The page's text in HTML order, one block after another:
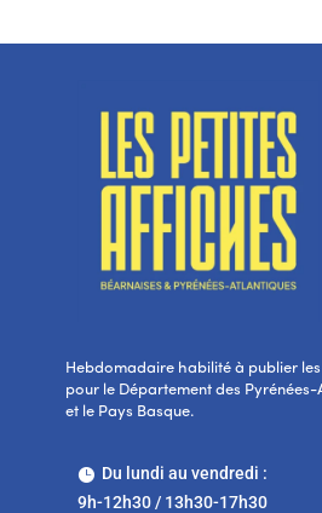
Hebdomadaire habilité à publier
pour le Département des Pyrénées-
et le Pays Basque.
Du lundi au vendredi :
9h-12h30 / 13h30-17h30